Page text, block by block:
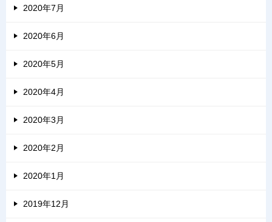
2020年7月
2020年6月
2020年5月
2020年4月
2020年3月
2020年2月
2020年1月
2019年12月